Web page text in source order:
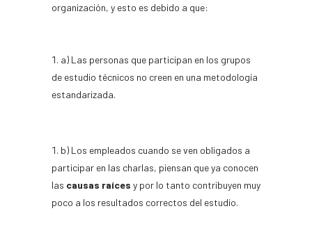
organización, y esto es debido a que:
a) Las personas que participan en los grupos
de estudio técnicos no creen en una metodología
estandarizada.
b) Los empleados cuando se ven obligados a
participar en las charlas, piensan que ya conocen
las causas raíces y por lo tanto contribuyen muy
poco a los resultados correctos del estudio.